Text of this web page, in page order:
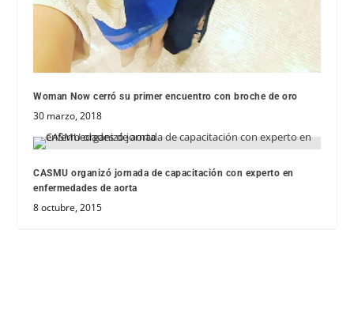
Woman Now cerró su primer encuentro con broche de oro
30 marzo, 2018
CASMU organizó jornada de capacitación con experto en
enfermedades de aorta
8 octubre, 2015